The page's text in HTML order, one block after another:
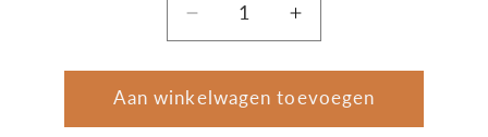
Aantal
Aantal
verlagen
voor
Soort
teugelclips?
Aantal
verhogen
voor
Soort
teugelclips?
Aan winkelwagen toevoegen